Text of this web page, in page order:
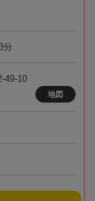
分
49-10
地図